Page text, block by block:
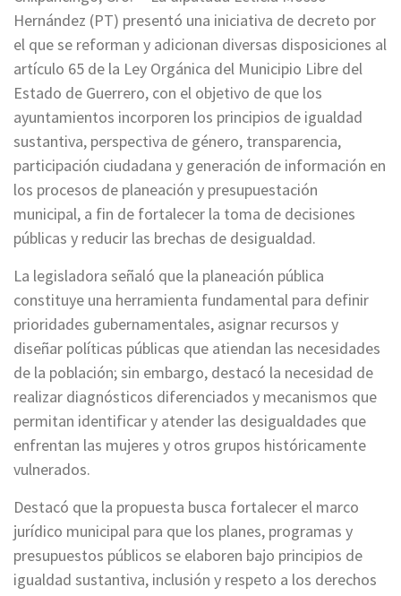
Hernández (PT) presentó una iniciativa de decreto por
el que se reforman y adicionan diversas disposiciones al
artículo 65 de la Ley Orgánica del Municipio Libre del
Estado de Guerrero, con el objetivo de que los
ayuntamientos incorporen los principios de igualdad
sustantiva, perspectiva de género, transparencia,
participación ciudadana y generación de información en
los procesos de planeación y presupuestación
municipal, a fin de fortalecer la toma de decisiones
públicas y reducir las brechas de desigualdad.
La legisladora señaló que la planeación pública
constituye una herramienta fundamental para definir
prioridades gubernamentales, asignar recursos y
diseñar políticas públicas que atiendan las necesidades
de la población; sin embargo, destacó la necesidad de
realizar diagnósticos diferenciados y mecanismos que
permitan identificar y atender las desigualdades que
enfrentan las mujeres y otros grupos históricamente
vulnerados.
Destacó que la propuesta busca fortalecer el marco
jurídico municipal para que los planes, programas y
presupuestos públicos se elaboren bajo principios de
igualdad sustantiva, inclusión y respeto a los derechos